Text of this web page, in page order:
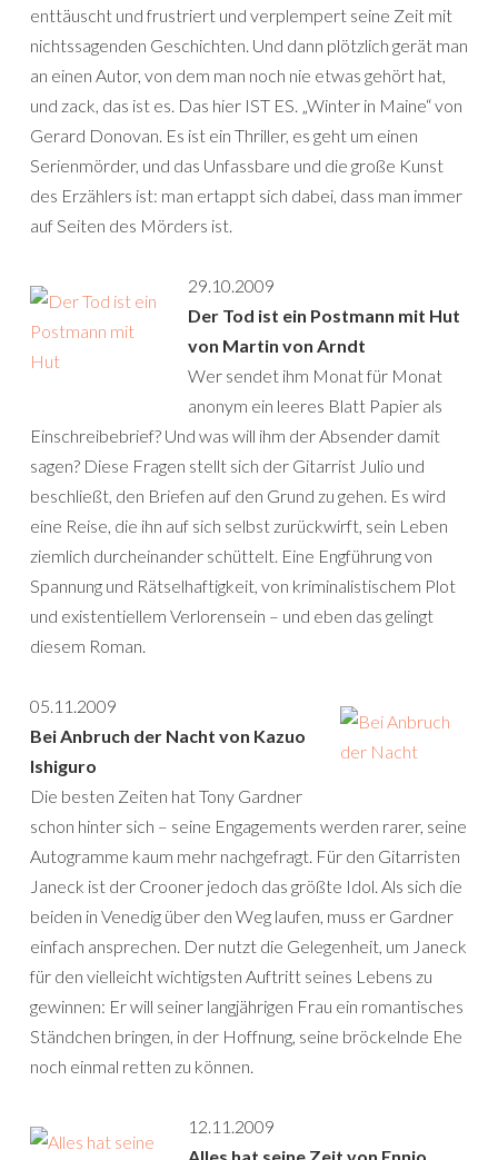
enttäuscht und frustriert und verplempert seine Zeit mit
nichtssagenden Geschichten. Und dann plötzlich gerät man
an einen Autor, von dem man noch nie etwas gehört hat,
und zack, das ist es. Das hier IST ES. „Winter in Maine“ von
Gerard Donovan. Es ist ein Thriller, es geht um einen
Serienmörder, und das Unfassbare und die große Kunst
des Erzählers ist: man ertappt sich dabei, dass man immer
auf Seiten des Mörders ist.
29.10.2009
Der Tod ist ein Postmann mit Hut
von Martin von Arndt
Wer sendet ihm Monat für Monat
anonym ein leeres Blatt Papier als
Einschreibebrief? Und was will ihm der Absender damit
sagen? Diese Fragen stellt sich der Gitarrist Julio und
beschließt, den Briefen auf den Grund zu gehen. Es wird
eine Reise, die ihn auf sich selbst zurückwirft, sein Leben
ziemlich durcheinander schüttelt. Eine Engführung von
Spannung und Rätselhaftigkeit, von kriminalistischem Plot
und existentiellem Verlorensein – und eben das gelingt
diesem Roman.
05.11.2009
Bei Anbruch der Nacht von Kazuo
Ishiguro
Die besten Zeiten hat Tony Gardner
schon hinter sich – seine Engagements werden rarer, seine
Autogramme kaum mehr nachgefragt. Für den Gitarristen
Janeck ist der Crooner jedoch das größte Idol. Als sich die
beiden in Venedig über den Weg laufen, muss er Gardner
einfach ansprechen. Der nutzt die Gelegenheit, um Janeck
für den vielleicht wichtigsten Auftritt seines Lebens zu
gewinnen: Er will seiner langjährigen Frau ein romantisches
Ständchen bringen, in der Hoffnung, seine bröckelnde Ehe
noch einmal retten zu können.
12.11.2009